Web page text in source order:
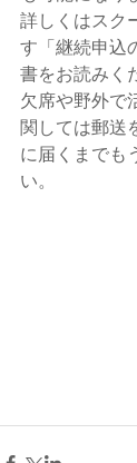
詳しくはスク
す「継続申込
書をお読みく
欠席や野外で
関しては郵送
に届くまでも
い。